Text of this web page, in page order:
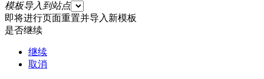
模板导入到站点
即将进行页面重置并导入新模板
是否继续
继续
取消